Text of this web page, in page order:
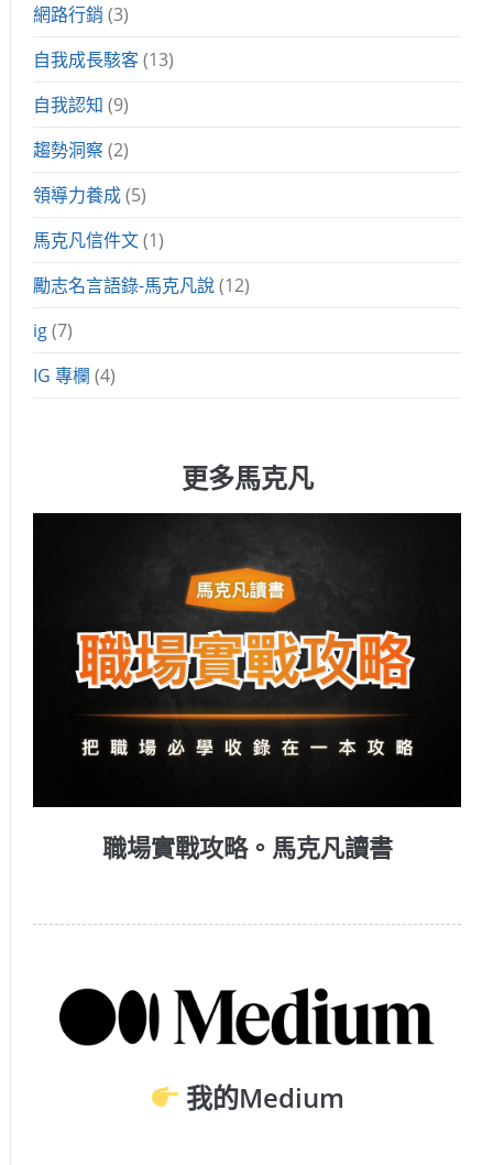
網路行銷 (3)
自我成長駭客(13)
自我認知 (9)
趨勢洞察 (2)
領導力養成(5)
馬克凡信件文(1)
勵志名言語錄-馬克凡說(12)
ig(7)
IG 專欄 (4)
更多馬克凡
職場實戰攻略。馬克凡讀書
我的Medium